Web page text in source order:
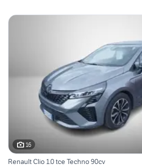
16
Renault Clio 1.0 tce Techno 90cv